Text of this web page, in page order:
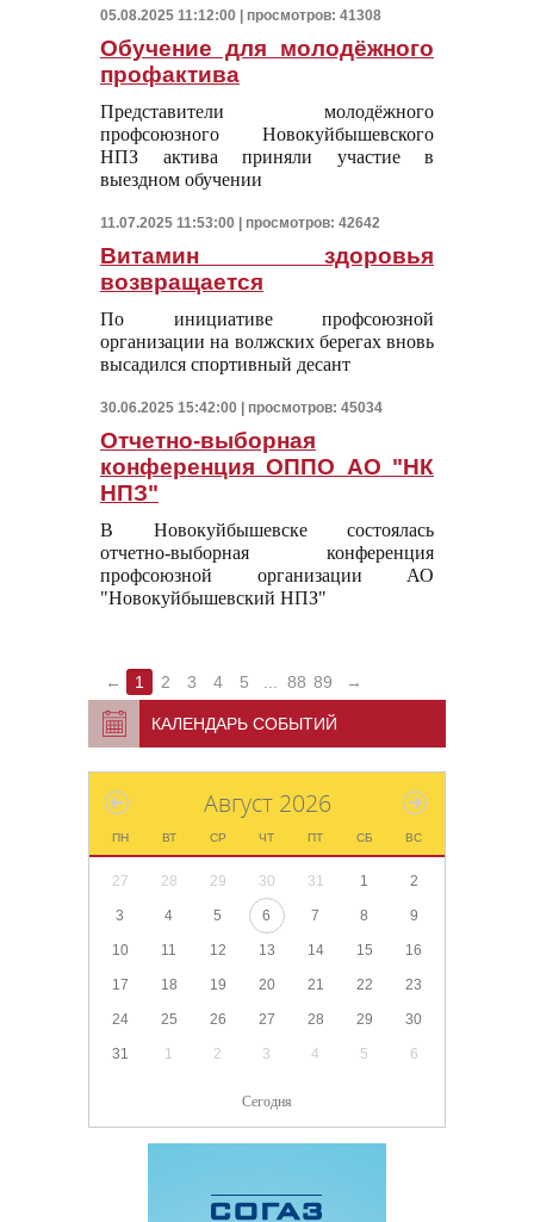
05.08.2025 11:12:00 | просмотров: 41308
Обучение для молодёжного
профактива
Представители молодёжного
профсоюзного Новокуйбышевского
НПЗ актива приняли участие в
выездном обучении
11.07.2025 11:53:00 | просмотров: 42642
Витамин здоровья
возвращается
По инициативе профсоюзной
организации на волжских берегах вновь
высадился спортивный десант
30.06.2025 15:42:00 | просмотров: 45034
Отчетно-выборная
конференция ОППО АО "НК
НПЗ"
В Новокуйбышевске состоялась
отчетно-выборная конференция
профсоюзной организации АО
"Новокуйбышевский НПЗ"
← 1 2 3 4 5 88 89 →
КАЛЕНДАРЬ СОБЫТИЙ
Август 2026
ПН ВТ СР ЧТ ПТ СБ ВС
27 28 29 30 31 1 2
3 4 5 6 7 8 9
10 11 12 13 14 15 16
17 18 19 20 21 22 23
24 25 26 27 28 29 30
31 1 2 3 4 5 6
Сегодня